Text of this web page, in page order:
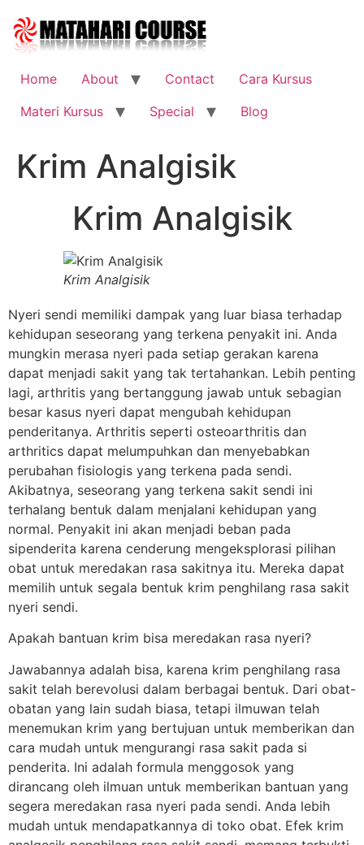
content
Home
About Contact
Cara Kursus
Materi Kursus
Special Blog
Krim Analgisik
Krim Analgisik
Krim Analgisik
Nyeri sendi memiliki dampak yang luar biasa terhadap
kehidupan seseorang yang terkena penyakit ini. Anda
mungkin merasa nyeri pada setiap gerakan karena
dapat menjadi sakit yang tak tertahankan. Lebih penting
lagi, arthritis yang bertanggung jawab untuk sebagian
besar kasus nyeri dapat mengubah kehidupan
penderitanya. Arthritis seperti osteoarthritis dan
arthritics dapat melumpuhkan dan menyebabkan
perubahan fisiologis yang terkena pada sendi.
Akibatnya, seseorang yang terkena sakit sendi ini
terhalang bentuk dalam menjalani kehidupan yang
normal. Penyakit ini akan menjadi beban pada
sipenderita karena cenderung mengeksplorasi pilihan
obat untuk meredakan rasa sakitnya itu. Mereka dapat
memilih untuk segala bentuk krim penghilang rasa sakit
nyeri sendi.
Apakah bantuan krim bisa meredakan rasa nyeri?
Jawabannya adalah bisa, karena krim penghilang rasa
sakit telah berevolusi dalam berbagai bentuk. Dari obat-
obatan yang lain sudah biasa, tetapi ilmuwan telah
menemukan krim yang bertujuan untuk memberikan dan
cara mudah untuk mengurangi rasa sakit pada si
penderita. Ini adalah formula menggosok yang
dirancang oleh ilmuan untuk memberikan bantuan yang
segera meredakan rasa nyeri pada sendi. Anda lebih
mudah untuk mendapatkannya di toko obat. Efek krim